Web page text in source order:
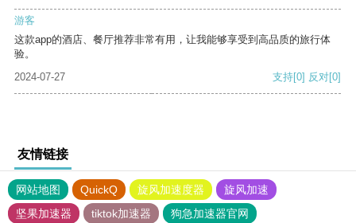
游客
这款app的酒店、餐厅推荐非常有用，让我能够享受到高品质的旅行体
验。
2024-07-27
支持[0] 反对[0]
友情链接
网站地图 QuickQ 旋风加速度器
旋风加速
坚果加速器
tiktok加速器
狗急加速器官网